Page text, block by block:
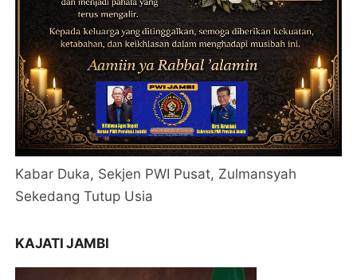
Kabar Duka, Sekjen PWI Pusat, Zulmansyah
Sekedang Tutup Usia
KAJATI JAMBI